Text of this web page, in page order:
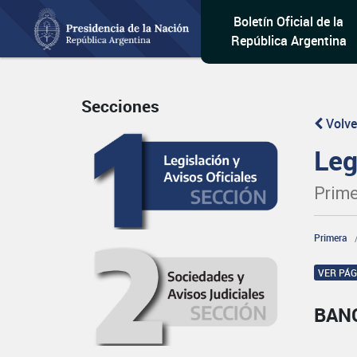
Boletín Oficial de la
República Argentina
Secciones
Primera
VER